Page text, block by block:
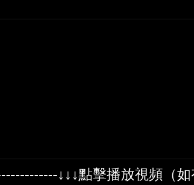
↓↓↓點擊播放視頻（